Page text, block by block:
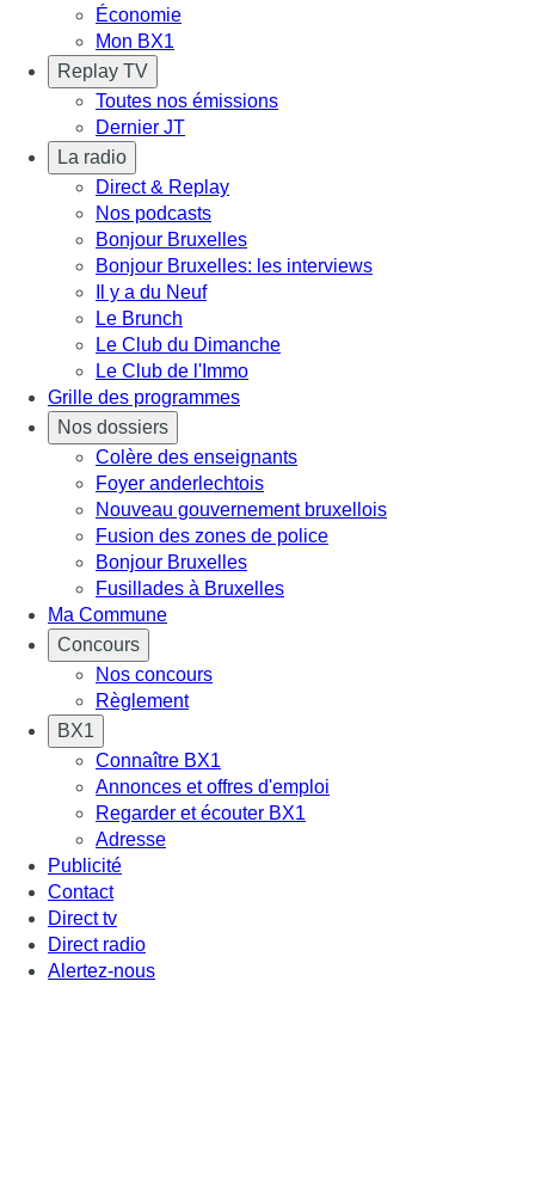
Économie
Mon BX1
Replay TV
Toutes nos émissions
Dernier JT
La radio
Direct & Replay
Nos podcasts
Bonjour Bruxelles
Bonjour Bruxelles: les interviews
Il y a du Neuf
Le Brunch
Le Club du Dimanche
Le Club de l'Immo
Grille des programmes
Nos dossiers
Colère des enseignants
Foyer anderlechtois
Nouveau gouvernement bruxellois
Fusion des zones de police
Bonjour Bruxelles
Fusillades à Bruxelles
Ma Commune
Concours
Nos concours
Règlement
BX1
Connaître BX1
Annonces et offres d'emploi
Regarder et écouter BX1
Adresse
Publicité
Contact
Direct tv
Direct radio
Alertez-nous